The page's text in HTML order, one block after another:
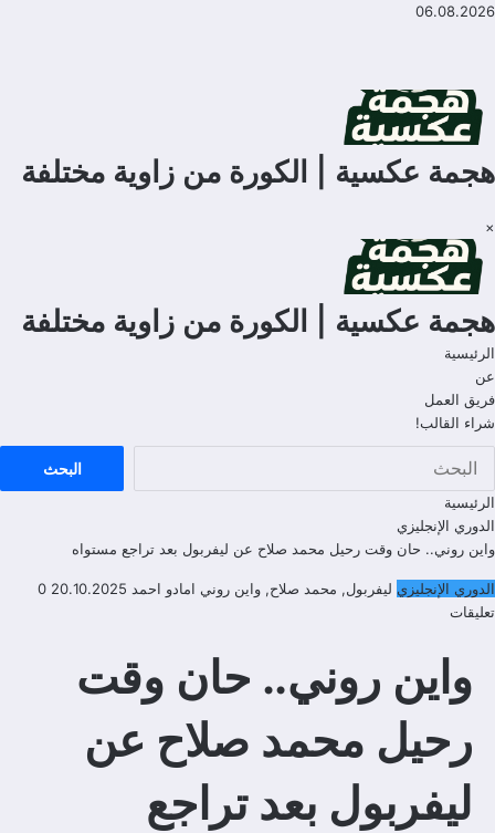
التجاوز
06.08.2026
هجمة عكسية | الكورة من زاوية مختلفة
×
هجمة عكسية | الكورة من زاوية مختلفة
الرئيسية
عن
فريق العمل
شراء القالب!
الرئيسية
الدوري الإنجليزي
واين روني.. حان وقت رحيل محمد صلاح عن ليفربول بعد تراجع مستواه
الدوري الإنجليزي ليفربول, محمد صلاح, واين روني امادو احمد 20.10.2025
0
تعليقات
واين روني.. حان وقت
رحيل محمد صلاح عن
ليفربول بعد تراجع